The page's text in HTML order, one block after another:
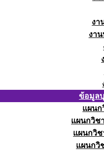
งา
งา
ข้อมูล
แผนก
แผนกวิช
แผนกวิช
แผนกวิ